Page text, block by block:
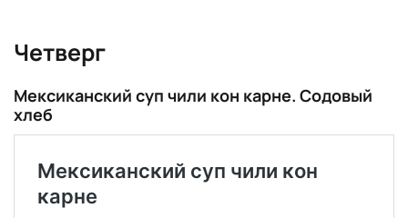
Четверг
Мексиканский суп чили кон карне. Содовый
хлеб